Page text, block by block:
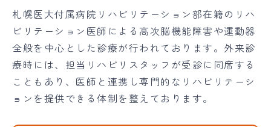
札幌医大付属病院リハビリテーション部在籍のリハ
ビリテーション医師による高次脳機能障害や運動器
全般を中心とした診療が行われております。外来診
療時には、担当リハビリスタッフが受診に同席する
こともあり、医師と連携し専門的なリハビリテーシ
ョンを提供できる体制を整えております。